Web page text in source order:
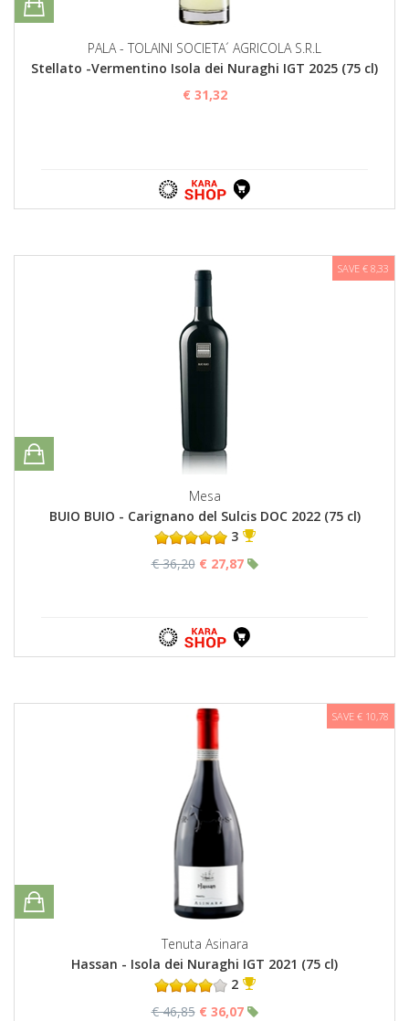
PALA - TOLAINI SOCIETA´ AGRICOLA S.R.L
Stellato -Vermentino Isola dei Nuraghi IGT 2025 (75 cl)
€ 31,32
SAVE € 8,33
Mesa
BUIO BUIO - Carignano del Sulcis DOC 2022 (75 cl)
3
€ 36,20 € 27,87
SAVE € 10,78
Tenuta Asinara
Hassan - Isola dei Nuraghi IGT 2021 (75 cl)
2
€ 46,85 € 36,07